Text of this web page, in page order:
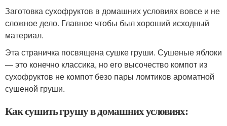
Заготовка сухофруктов в домашних условиях вовсе и не
сложное дело. Главное чтобы был хороший исходный
материал.
Эта страничка посвящена сушке груши. Сушеные яблоки
— это конечно классика, но его высочество компот из
сухофруктов не компот безо пары ломтиков ароматной
сушеной груши.
Как сушить грушу в домашних условиях: